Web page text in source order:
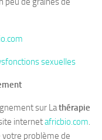
sexuelles
sur Lathérapie
internetafricbio.com.
problème de